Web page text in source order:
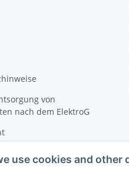
use cookies and other
von
nach dem ElektroG